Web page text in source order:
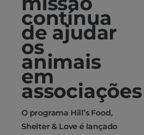
contínua
de ajudar
os
animais
em
associações
O programa Hill’s Food,
Shelter & Love é lançado